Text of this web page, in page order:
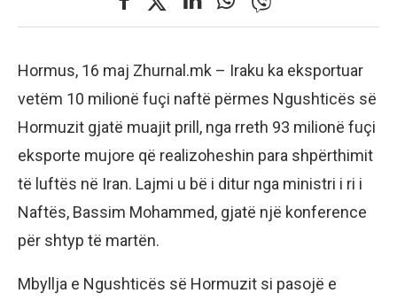
Hormus, 16 maj Zhurnal.mk – Iraku ka eksportuar
vetëm 10 milionë fuçi naftë përmes Ngushticës së
Hormuzit gjatë muajit prill, nga rreth 93 milionë fuçi
eksporte mujore që realizoheshin para shpërthimit
të luftës në Iran. Lajmi u bë i ditur nga ministri i ri i
Naftës, Bassim Mohammed, gjatë një konference
për shtyp të martën.
Mbyllja e Ngushticës së Hormuzit si pasojë e